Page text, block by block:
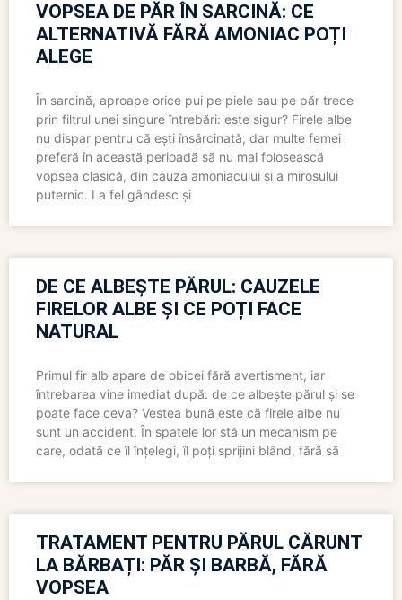
VOPSEA DE PĂR ÎN SARCINĂ: CE
ALTERNATIVĂ FĂRĂ AMONIAC POȚI
ALEGE
În sarcină, aproape orice pui pe piele sau pe păr trece
prin filtrul unei singure întrebări: este sigur? Firele albe
nu dispar pentru că ești însărcinată, dar multe femei
preferă în această perioadă să nu mai folosească
vopsea clasică, din cauza amoniacului și a mirosului
puternic. La fel gândesc și
DE CE ALBEȘTE PĂRUL: CAUZELE
FIRELOR ALBE ȘI CE POȚI FACE
NATURAL
Primul fir alb apare de obicei fără avertisment, iar
întrebarea vine imediat după: de ce albește părul și se
poate face ceva? Vestea bună este că firele albe nu
sunt un accident. În spatele lor stă un mecanism pe
care, odată ce îl înțelegi, îl poți sprijini blând, fără să
TRATAMENT PENTRU PĂRUL CĂRUNT
LA BĂRBAȚI: PĂR ȘI BARBĂ, FĂRĂ
VOPSEA